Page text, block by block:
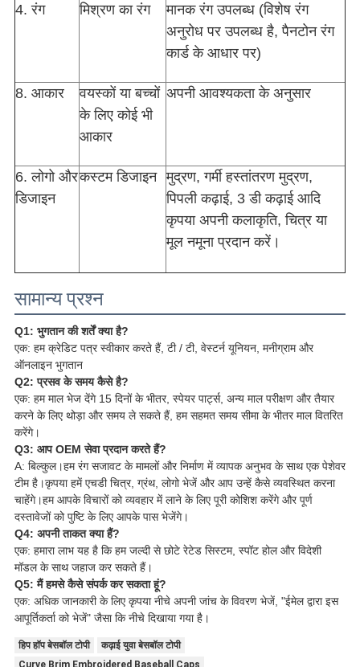
4. रंग मिश्रण का रंग
मानक रंग उपलब्ध (विशेष रंग
अनुरोध पर उपलब्ध है, पैनटोन रंग
कार्ड के आधार पर)
8. आकार
वयस्कों या बच्चों
के लिए कोई भी
आकार
अपनी आवश्यकता के अनुसार
6. लोगो और
डिजाइन
कस्टम डिजाइन
मुद्रण, गर्मी हस्तांतरण मुद्रण,
पिपली कढ़ाई, 3 डी कढ़ाई आदि
कृपया अपनी कलाकृति, चित्र या
मूल नमूना प्रदान करें।
सामान्य प्रश्न
Q1: भुगतान की शर्तें क्या है?
एक: हम क्रेडिट पत्र स्वीकार करते हैं, टी / टी, वेस्टर्न यूनियन, मनीग्राम और
ऑनलाइन भुगतान
Q2: प्रसव के समय कैसे है?
एक: हम माल भेज देंगे 15 दिनों के भीतर, स्पेयर पार्ट्स, अन्य माल परीक्षण और तैयार
करने के लिए थोड़ा और समय ले सकते हैं, हम सहमत समय सीमा के भीतर माल वितरित
करेंगे।
Q3: आप OEM सेवा प्रदान करते हैं?
A: बिल्कुल।हम रंग सजावट के मामलों और निर्माण में व्यापक अनुभव के साथ एक पेशेवर
टीम है।कृपया हमें एचडी चित्र, ग्रंथ, लोगो भेजें और आप उन्हें कैसे व्यवस्थित करना
चाहेंगे।हम आपके विचारों को व्यवहार में लाने के लिए पूरी कोशिश करेंगे और पूर्ण
दस्तावेजों को पुष्टि के लिए आपके पास भेजेंगे।
Q4: अपनी ताकत क्या हैं?
एक: हमारा लाभ यह है कि हम जल्दी से छोटे रेटेड सिस्टम, स्पॉट होल और विदेशी
मॉडल के साथ जहाज कर सकते हैं।
Q5: मैं हमसे कैसे संपर्क कर सकता हूं?
एक: अधिक जानकारी के लिए कृपया नीचे अपनी जांच के विवरण भेजें, "ईमेल द्वारा इस
आपूर्तिकर्ता को भेजें" जैसा कि नीचे दिखाया गया है।
हिप हॉप बेसबॉल टोपी
कढ़ाई युवा बेसबॉल टोपी
Curve Brim Embroidered Baseball Caps